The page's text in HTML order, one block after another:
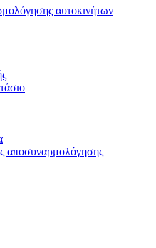
αυτοκινήτων
αποσυναρμολόγησης